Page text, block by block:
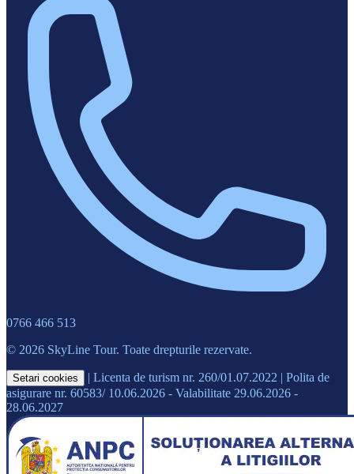
0766 466 513
© 2026 SkyLine Tour. Toate drepturile rezervate.
Setari cookies | Licenta de turism nr. 260/01.07.2022 | Polita de
asigurare nr. 60583/ 10.06.2026 - Valabilitate 29.06.2026 -
28.06.2027